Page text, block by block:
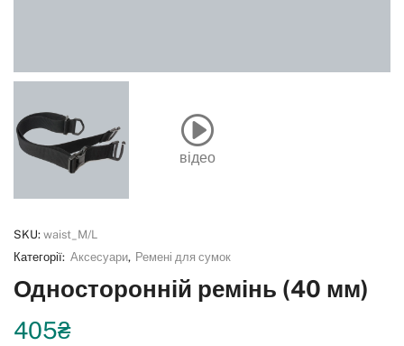
відео
SKU: waist_M/L
Категорії: Аксесуари, Ремені для сумок
Односторонній ремінь (40 мм)
405₴